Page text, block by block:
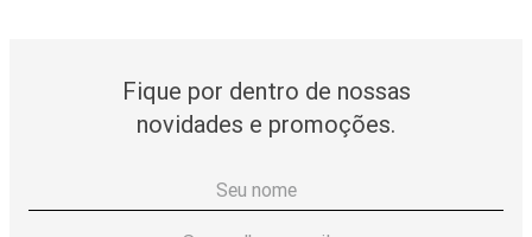
Fique por dentro de nossas
novidades e promoções.